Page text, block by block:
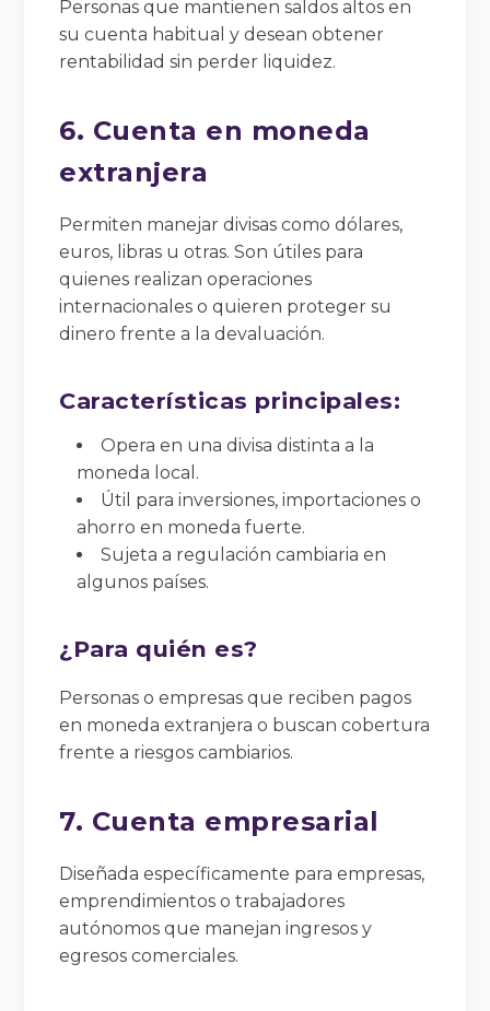
Personas que mantienen saldos altos en
su cuenta habitual y desean obtener
rentabilidad sin perder liquidez.
6. Cuenta en moneda
extranjera
Permiten manejar divisas como dólares,
euros, libras u otras. Son útiles para
quienes realizan operaciones
internacionales o quieren proteger su
dinero frente a la devaluación.
Características principales:
Opera en una divisa distinta a la
moneda local.
Útil para inversiones, importaciones o
ahorro en moneda fuerte.
Sujeta a regulación cambiaria en
algunos países.
¿Para quién es?
Personas o empresas que reciben pagos
en moneda extranjera o buscan cobertura
frente a riesgos cambiarios.
7. Cuenta empresarial
Diseñada específicamente para empresas,
emprendimientos o trabajadores
autónomos que manejan ingresos y
egresos comerciales.